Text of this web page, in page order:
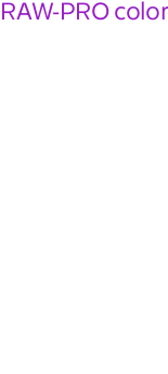
PRO color